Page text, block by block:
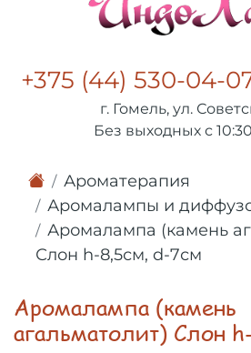
+375 (44) 530-04-
г. Гомель, ул.
Без выходных с
Ароматерапия
Аромалампы и
Аромалампа (камень
Слон h-8,5см, d-7см
Аромалампа (камень
агальматолит) Слон